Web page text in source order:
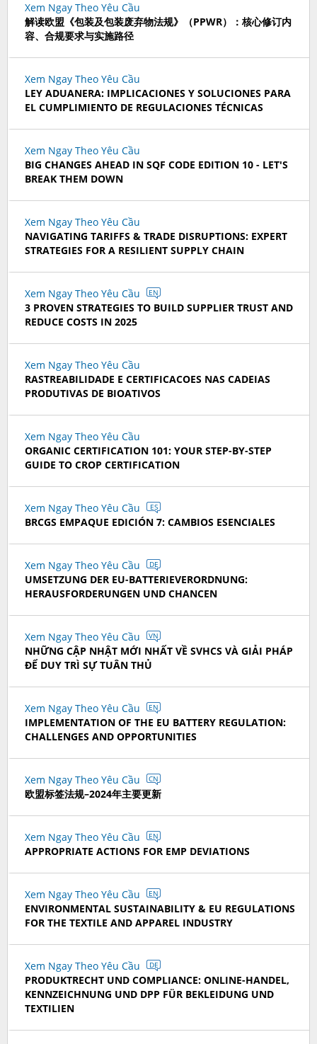
Xem Ngay Theo Yêu Cầu
解读欧盟《包装及包装废弃物法规》（PPWR）：核心修订内
容、合规要求与实施路径
Xem Ngay Theo Yêu Cầu
LEY ADUANERA: IMPLICACIONES Y SOLUCIONES PARA
EL CUMPLIMIENTO DE REGULACIONES TÉCNICAS
Xem Ngay Theo Yêu Cầu
BIG CHANGES AHEAD IN SQF CODE EDITION 10 - LET'S
BREAK THEM DOWN
Xem Ngay Theo Yêu Cầu
NAVIGATING TARIFFS & TRADE DISRUPTIONS: EXPERT
STRATEGIES FOR A RESILIENT SUPPLY CHAIN
Xem Ngay Theo Yêu Cầu EN
3 PROVEN STRATEGIES TO BUILD SUPPLIER TRUST AND
REDUCE COSTS IN 2025
Xem Ngay Theo Yêu Cầu
RASTREABILIDADE E CERTIFICACOES NAS CADEIAS
PRODUTIVAS DE BIOATIVOS
Xem Ngay Theo Yêu Cầu
ORGANIC CERTIFICATION 101: YOUR STEP-BY-STEP
GUIDE TO CROP CERTIFICATION
Xem Ngay Theo Yêu Cầu ES
BRCGS EMPAQUE EDICIÓN 7: CAMBIOS ESENCIALES
Xem Ngay Theo Yêu Cầu DE
UMSETZUNG DER EU-BATTERIEVERORDNUNG:
HERAUSFORDERUNGEN UND CHANCEN
Xem Ngay Theo Yêu Cầu VN
NHỮNG CẬP NHẬT MỚI NHẤT VỀ SVHCS VÀ GIẢI PHÁP
ĐỂ DUY TRÌ SỰ TUÂN THỦ
Xem Ngay Theo Yêu Cầu EN
IMPLEMENTATION OF THE EU BATTERY REGULATION:
CHALLENGES AND OPPORTUNITIES
Xem Ngay Theo Yêu Cầu CN
欧盟标签法规–2024年主要更新
Xem Ngay Theo Yêu Cầu EN
APPROPRIATE ACTIONS FOR EMP DEVIATIONS
Xem Ngay Theo Yêu Cầu EN
ENVIRONMENTAL SUSTAINABILITY & EU REGULATIONS
FOR THE TEXTILE AND APPAREL INDUSTRY
Xem Ngay Theo Yêu Cầu DE
PRODUKTRECHT UND COMPLIANCE: ONLINE-HANDEL,
KENNZEICHNUNG UND DPP FÜR BEKLEIDUNG UND
TEXTILIEN